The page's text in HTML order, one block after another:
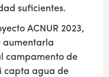
suficientes.
ACNUR 2023,
aumentarla
campamento de
capta agua de